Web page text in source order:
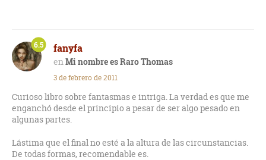
fanyfa
Mi nombre es Raro Thomas
6.5
3 de febrero de 2011
Curioso libro sobre fantasmas e intriga. La verdad es que me
enganchó desde el principio a pesar de ser algo pesado en
algunas partes.
Lástima que el final no esté a la altura de las circunstancias.
De todas formas, recomendable es.